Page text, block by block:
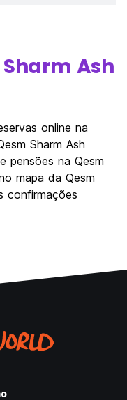
Ash
online na
Sharm Ash
pensões na Qesm
mapa da Qesm
confirmações